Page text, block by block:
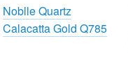
Noblle Quartz
Calacatta Gold Q785